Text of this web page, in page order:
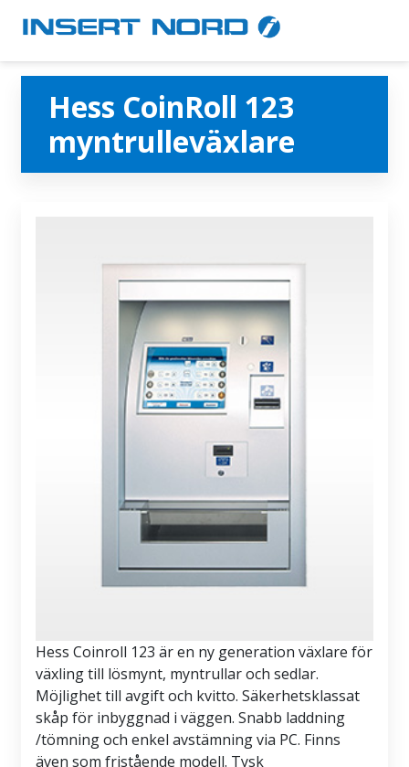
Hess CoinRoll 123
myntrulleväxlare
Hess Coinroll 123 är en ny generation växlare för
växling till lösmynt, myntrullar och sedlar.
Möjlighet till avgift och kvitto. Säkerhetsklassat
skåp för inbyggnad i väggen. Snabb laddning
/tömning och enkel avstämning via PC. Finns
även som fristående modell. Tysk